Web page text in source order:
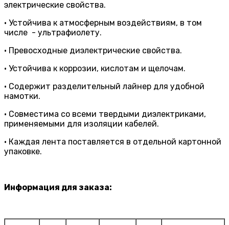
электрические свойства.
• Устойчива к атмосферным воздействиям, в том
числе - ультрафиолету.
• Превосходные диэлектрические свойства.
• Устойчива к коррозии, кислотам и щелочам.
• Содержит разделительный лайнер для удобной
намотки.
• Совместима со всеми твердыми диэлектриками,
применяемыми для изоляции кабелей.
• Каждая лента поставляется в отдельной картонной
упаковке.
Информация для заказа: